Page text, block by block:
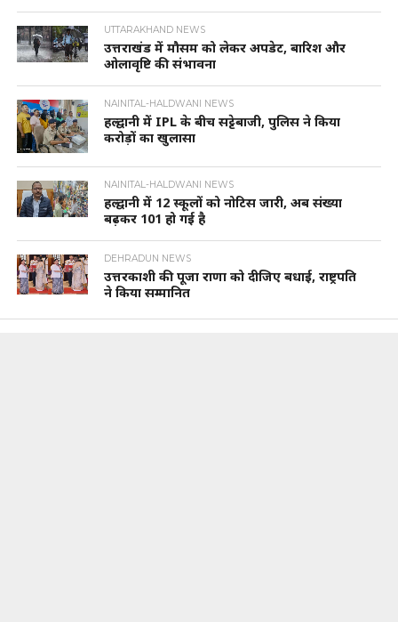
UTTARAKHAND NEWS
उत्तराखंड में मौसम को लेकर अपडेट, बारिश और
ओलावृष्टि की संभावना
NAINITAL-HALDWANI NEWS
हल्द्वानी में IPL के बीच सट्टेबाजी, पुलिस ने किया
करोड़ों का खुलासा
NAINITAL-HALDWANI NEWS
हल्द्वानी में 12 स्कूलों को नोटिस जारी, अब संख्या
बढ़कर 101 हो गई है
DEHRADUN NEWS
उत्तरकाशी की पूजा राणा को दीजिए बधाई, राष्ट्रपति
ने किया सम्मानित